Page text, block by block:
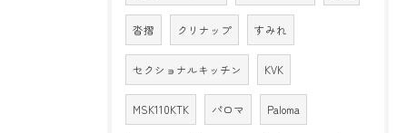
沓摺 クリナップ すみれ
セクショナルキッチン KVK
MSK110KTK パロマ Paloma